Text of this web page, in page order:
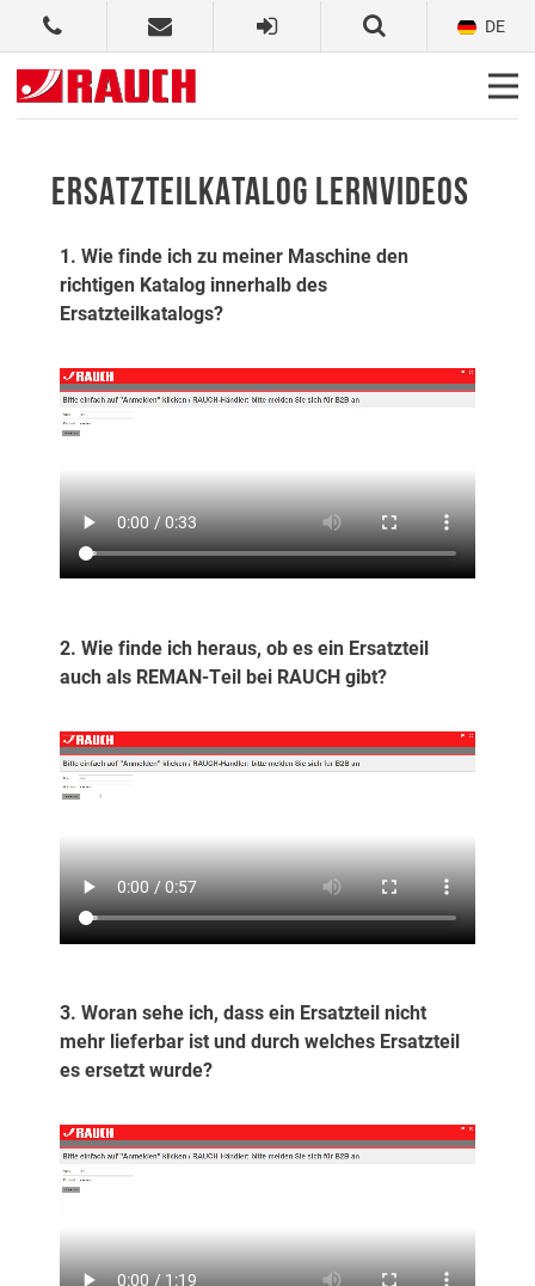
DE
ERSATZTEILKATALOG LERNVIDEOS
1. Wie finde ich zu meiner Maschine den
richtigen Katalog innerhalb des
Ersatzteilkatalogs?
2. Wie finde ich heraus, ob es ein Ersatzteil
auch als REMAN-Teil bei RAUCH gibt?
3. Woran sehe ich, dass ein Ersatzteil nicht
mehr lieferbar ist und durch welches Ersatzteil
es ersetzt wurde?